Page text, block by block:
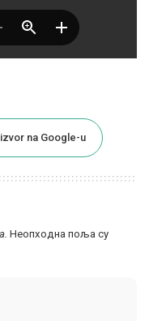
na Google-u
Неопходна поља су